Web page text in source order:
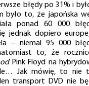
błędy po 31% i
było to, że japońska
ponad 60 000
jednak dopiero
– niemal 95 000
to, że
Pink Floyd na
Jak mówię, to nie
transport DVD nie